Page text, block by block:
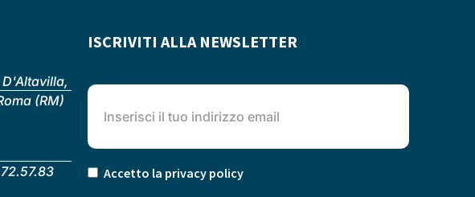
(RM)
ISCRIVITI ALLA NEWSLETTER
Accetto la privacy policy